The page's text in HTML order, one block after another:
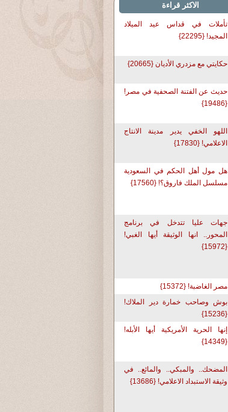
الاكثر قراءة
تأملات في قداس عيد الميلاد
المجيد! {22295}
حكايتي مع مزدري الأديان {20665}
حديث عن الفتنة الصحفية في مصر!
{19486}
اللهو الخفي يدير مدينة الانتاج
الاعلامي! {17830}
هل مول أهل الحكم في السعودية
مسلسل الملك فاروق؟! {17560}
جهات عليا تتدخل في برنامج
المحور.. انها الوثيقة أيها الغبي!
{15972}
مصر الغاضبة! {15372}
بوش وصاحب خمارة دير الملاك!
{15236}
إنها الحرية الأمريكية أيها الأبله!
{14349}
المضحك.. والمبكي.. والمائع.. في
وثيقة الاستبداد الاعلامي! {13686}